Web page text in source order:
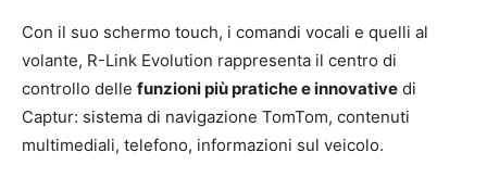
Con il suo schermo touch, i comandi vocali e quelli al
volante, R-Link Evolution rappresenta il centro di
controllo delle funzioni più pratiche e innovative di
Captur: sistema di navigazione TomTom, contenuti
multimediali, telefono, informazioni sul veicolo.